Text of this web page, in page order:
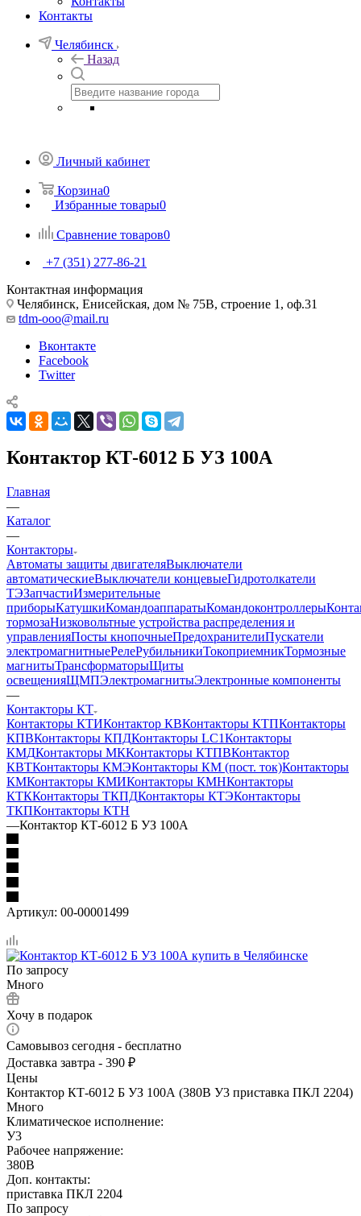
Контакты
Челябинск
Назад
Личный кабинет
Корзина0
Избранные товары0
Сравнение товаров0
+7 (351) 277-86-21
Контактная информация
Челябинск, Енисейская, дом № 75В, строение 1, оф.31
tdm-ooo@mail.ru
Вконтакте
Facebook
Twitter
Контактор КТ-6012 Б УЗ 100А
Главная
—
Каталог
—
Контакторы
Автоматы защиты двигателяВыключатели
автоматическиеВыключатели концевыеГидротолкатели
ТЭЗапчастиИзмерительные
приборыКатушкиКомандоаппаратыКомандоконтроллеры
тормозаНизковольтные устройства распределения и
управленияПосты кнопочныеПредохранителиПускатели
электромагнитныеРелеРубильникиТокоприемникТормозные
магнитыТрансформаторыЩиты
освещенияЩМПЭлектромагнитыЭлектронные компоненты
—
Контакторы КТ
Контакторы КТИКонтактор КВКонтакторы КТПКонтакторы
КПВКонтакторы КПДКонтакторы LC1Контакторы
КМДКонтакторы МККонтакторы КТПВКонтактор
КВТКонтакторы КМЭКонтакторы КМ (пост. ток)Контакторы
КМКонтакторы КМИКонтакторы КМНКонтакторы
КТККонтакторы ТКПДКонтакторы КТЭКонтакторы
ТКПКонтакторы КТН
—Контактор КТ-6012 Б УЗ 100А
Артикул: 00-00001499
По запросу
Много
Хочу в подарок
Самовывоз сегодня - бесплатно
Доставка завтра - 390 ₽
Цены
Контактор КТ-6012 Б УЗ 100А (380В У3 приставка ПКЛ 2204)
Много
Климатическое исполнение:
У3
Рабочее напряжение:
380В
Доп. контакты:
приставка ПКЛ 2204
По запросу